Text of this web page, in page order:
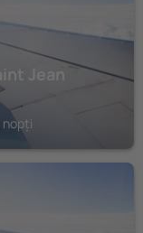
Jean
nopți